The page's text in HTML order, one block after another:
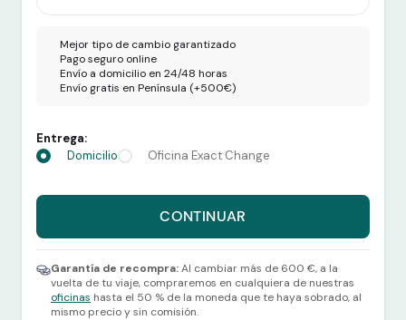
Mejor tipo de cambio garantizado
Pago seguro online
Envío a domicilio en 24/48 horas
Envío gratis en Península (+500€)
Entrega:
Domicilio
Oficina Exact Change
Recibes 550 PLN por 144,30 euros.
CONTINUAR
Garantía de recompra:Al cambiar más de 600 €, a la
vuelta de tu viaje, compraremos en cualquiera de nuestras
oficinas hasta el 50 % de la moneda que te haya sobrado, al
mismo precio y sin comisión.